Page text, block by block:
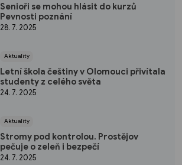
Senioři se mohou hlásit do kurzů
Pevnosti poznání
28. 7. 2025
Aktuality
Letní škola češtiny v Olomouci přivítala
studenty z celého světa
24. 7. 2025
Aktuality
Stromy pod kontrolou. Prostějov
pečuje o zeleň i bezpečí
24. 7. 2025